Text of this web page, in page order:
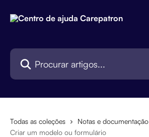
Procurar artigos...
Todas as coleções
Notas e documentação
Criar um modelo ou formulário